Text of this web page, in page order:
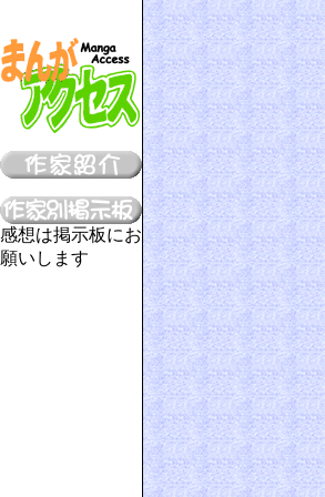
感想は掲示板にお
願いします